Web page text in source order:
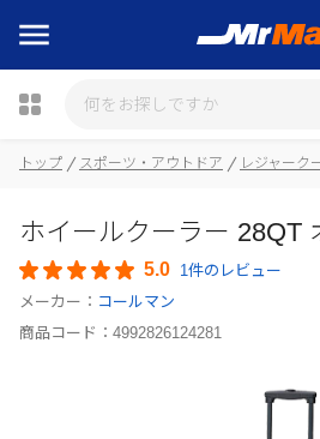
トップ スポーツ・アウトドア レジャーク
ホイールクーラー 28QT
5.0 1件のレビュー
メーカー： コールマン
商品コード： 4992826124281